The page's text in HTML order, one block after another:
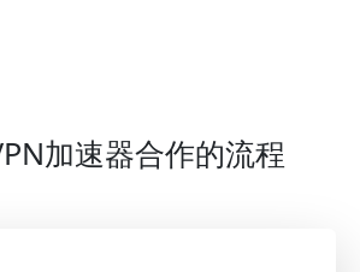
加速器合作的流程